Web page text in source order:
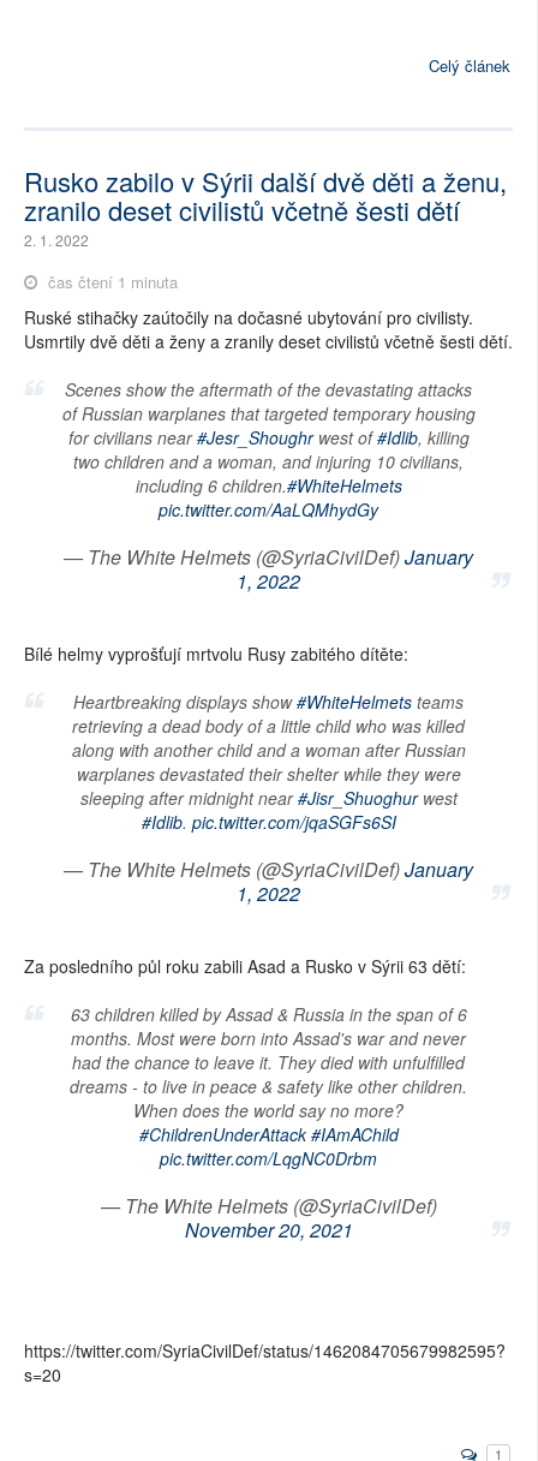
Celý článek
Rusko zabilo v Sýrii další dvě děti a ženu,
zranilo deset civilistů včetně šesti dětí
2. 1. 2022
čas čtení 1 minuta
Ruské stihačky zaútočily na dočasné ubytování pro civilisty.
Usmrtily dvě děti a ženy a zranily deset civilistů včetně šesti dětí.
Scenes show the aftermath of the devastating attacks
of Russian warplanes that targeted temporary housing
for civilians near#Jesr_Shoughrwest of#Idlib, killing
two children and a woman, and injuring 10 civilians,
including 6 children.#WhiteHelmets
pic.twitter.com/AaLQMhydGy
— The White Helmets (@SyriaCivilDef)January
1, 2022
Bílé helmy vyprošťují mrtvolu Rusy zabitého dítěte:
Heartbreaking displays show#WhiteHelmets teams
retrieving a dead body of a little child who was killed
along with another child and a woman after Russian
warplanes devastated their shelter while they were
sleeping after midnight near#Jisr_Shuoghurwest
#Idlib. pic.twitter.com/jqaSGFs6SI
— The White Helmets (@SyriaCivilDef)January
1, 2022
Za posledního půl roku zabili Asad a Rusko v Sýrii 63 dětí:
63 children killed by Assad & Russia in the span of 6
months. Most were born into Assad's war and never
had the chance to leave it. They died with unfulfilled
dreams - to live in peace & safety like other children.
When does the world say no more?
#ChildrenUnderAttack #IAmAChild
pic.twitter.com/LqgNC0Drbm
— The White Helmets (@SyriaCivilDef)
November 20, 2021
https://twitter.com/SyriaCivilDef/status/1462084705679982595?
s=20
1